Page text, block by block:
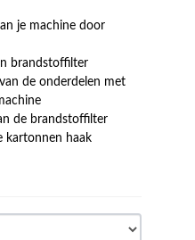
je machine door
brandstoffilter
de onderdelen met
de brandstoffilter
kartonnen haak